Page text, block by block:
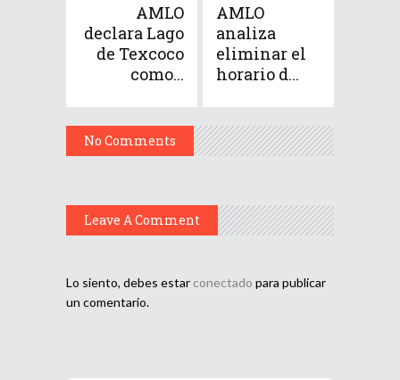
AMLO
declara Lago
de Texcoco
como...
AMLO
analiza
eliminar el
horario d...
No Comments
Leave A Comment
Lo siento, debes estar conectado para publicar
un comentario.